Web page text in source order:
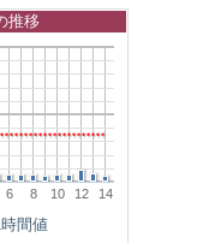
6 8 10 12 14
推移
間値